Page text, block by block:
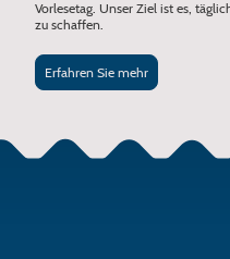
Vorlesetag. Unser Ziel ist es,
zu schaffen.
Erfahren Sie mehr